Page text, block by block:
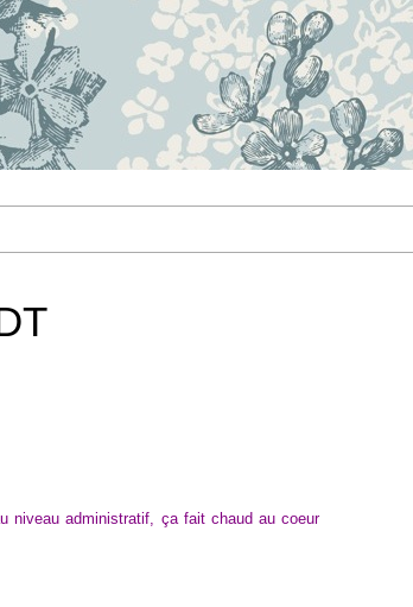
niveau administratif, ça fait chaud au coeur